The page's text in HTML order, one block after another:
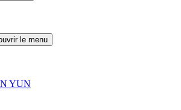
le menu
YUN